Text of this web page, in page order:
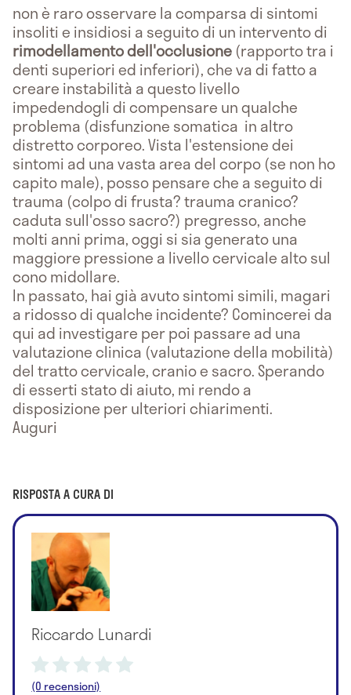
non è raro osservare la comparsa di sintomi
insoliti e insidiosi a seguito di un intervento di
rimodellamento dell'occlusione (rapporto tra i
denti superiori ed inferiori), che va di fatto a
creare instabilità a questo livello
impedendogli di compensare un qualche
problema (disfunzione somatica in altro
distretto corporeo. Vista l'estensione dei
sintomi ad una vasta area del corpo (se non ho
capito male), posso pensare che a seguito di
trauma (colpo di frusta? trauma cranico?
caduta sull'osso sacro?) pregresso, anche
molti anni prima, oggi si sia generato una
maggiore pressione a livello cervicale alto sul
cono midollare.
In passato, hai già avuto sintomi simili, magari
a ridosso di qualche incidente? Comincerei da
qui ad investigare per poi passare ad una
valutazione clinica (valutazione della mobilità)
del tratto cervicale, cranio e sacro. Sperando
di esserti stato di aiuto, mi rendo a
disposizione per ulteriori chiarimenti.
Auguri
RISPOSTA A CURA DI
Riccardo Lunardi
(0 recensioni)